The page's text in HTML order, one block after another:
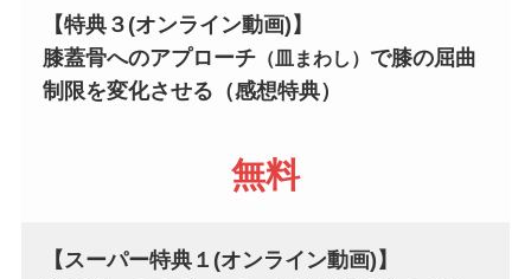
【特典３(オンライン動画)】
膝蓋骨へのアプローチ（皿まわし） で膝の屈曲
制限を変化させる （感想特典）
無料
【スーパー特典１(オンライン動画)】